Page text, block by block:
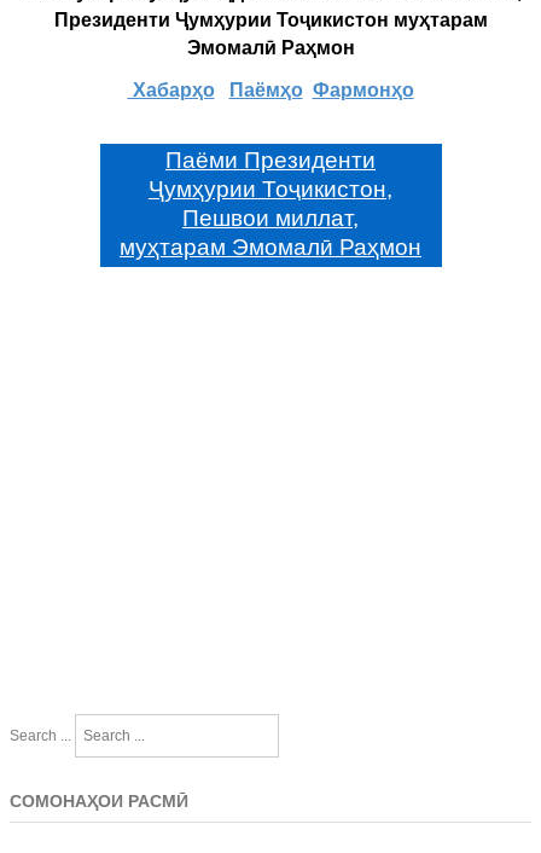
Президенти Ҷумҳурии Тоҷикистон муҳтарам
Эмомалӣ Раҳмон
Хабарҳо Паёмҳо Фармонҳо
Паёми Президенти
Ҷумҳурии Тоҷикистон,
Пешвои миллат,
муҳтарам Эмомалӣ Раҳмон
Search ...
СОМОНАҲОИ РАСМӢ